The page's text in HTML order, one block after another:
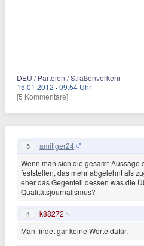
DEU / Parteien / Straßenverkehr
15.01.2012 ·09:54 Uhr
[5 Kommentare]
5 amitiger24
Wenn man sich die gesamt-Aussage
feststellen, das mehr abgelehnt als
eher das Gegenteil dessen was die
Qualitätsjournalismus?
4 k88272
Man findet gar keine Worte dafür.